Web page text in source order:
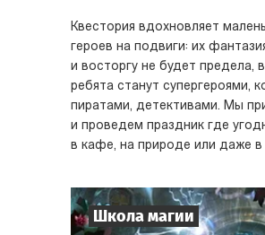
Квестория вдохновляет
героев на подвиги: их
и восторгу не будет предела,
ребята станут супергероями,
пиратами, детективами. Мы
и проведем праздник где
в кафе, на природе или даже в
Школа магии